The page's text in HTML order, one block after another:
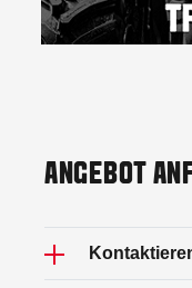
ANGEBOT